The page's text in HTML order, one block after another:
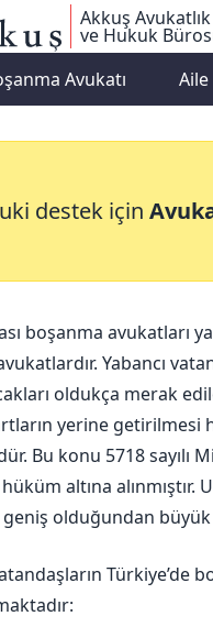
Akkuş Avukatlık
ve Hukuk
Avukatı Aile
destek için
boşanma avukatları
Yabancı
oldukça merak
yerine getirilmesi
Bu konu 5718 sayılı
hüküm altına
olduğundan büyük
Türkiye’de